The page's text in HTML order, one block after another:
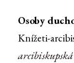
Osoby
Knížeti-